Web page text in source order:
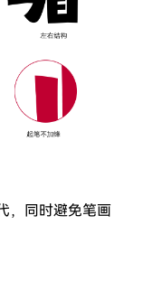
，同时避免笔画